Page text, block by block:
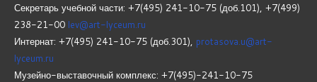
Секретарь учебной части: +7(495) 241-10-75 (доб.101), +7(499)
238-21-00 lev@art-lyceum.ru
Интернат: +7(495) 241-10-75 (доб.301), protasova.u@art-
lyceum.ru
Музейно-выставочный комплекс: +7(495)-241-10-75